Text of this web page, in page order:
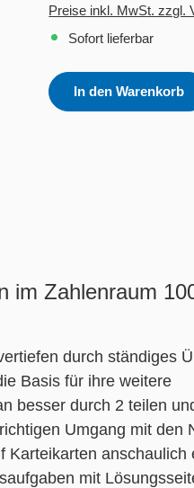
Preise inkl. MwSt. zzgl.
Sofort lieferbar
In den Warenkorb
im Zahlenraum
durch ständiges
Basis für ihre weitere
besser durch 2 teilen
Umgang mit den
Karteikarten anschaulich
mit